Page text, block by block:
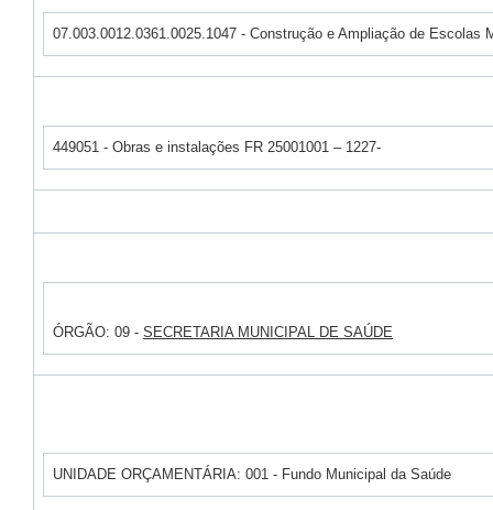
07.003.0012.0361.0025.1047 - Construção e Ampliação de Escolas
449051 - Obras e instalações FR 25001001 – 1227-
ÓRGÃO: 09 - SECRETARIA MUNICIPAL DE SAÚDE
UNIDADE ORÇAMENTÁRIA: 001 - Fundo Municipal da Saúde